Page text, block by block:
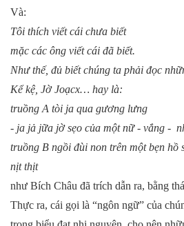
Và:
Tôi thích viết cái chưa biết
mặc các ông viết cái đã biết.
Như thế, đủ biết chúng ta phải đọc
Kể kệ, Jờ Joạcx… hay là:
truồng A tòi ja qua gương lưng
- ja jả jữa jờ sẹo của một nữ - vắng -
truồng B ngồi đùi non trên một bẹn hồ
nịt thịt
như Bích Châu đã trích dẫn ra, bằng
Thực ra, cái gọi là “ngôn ngữ” của